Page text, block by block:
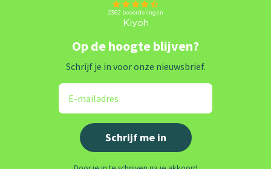
Op de hoogte blijven?
Schrijf je in voor onze nieuwsbrief.